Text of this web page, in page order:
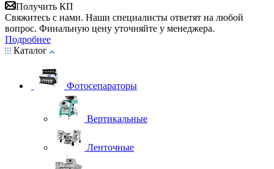
Получить КП
Свяжитесь с нами. Наши специалисты ответят на любой
вопрос. Финальную цену уточняйте у менеджера.
Подробнее
Каталог
Фотосепараторы
Вертикальные
Ленточные